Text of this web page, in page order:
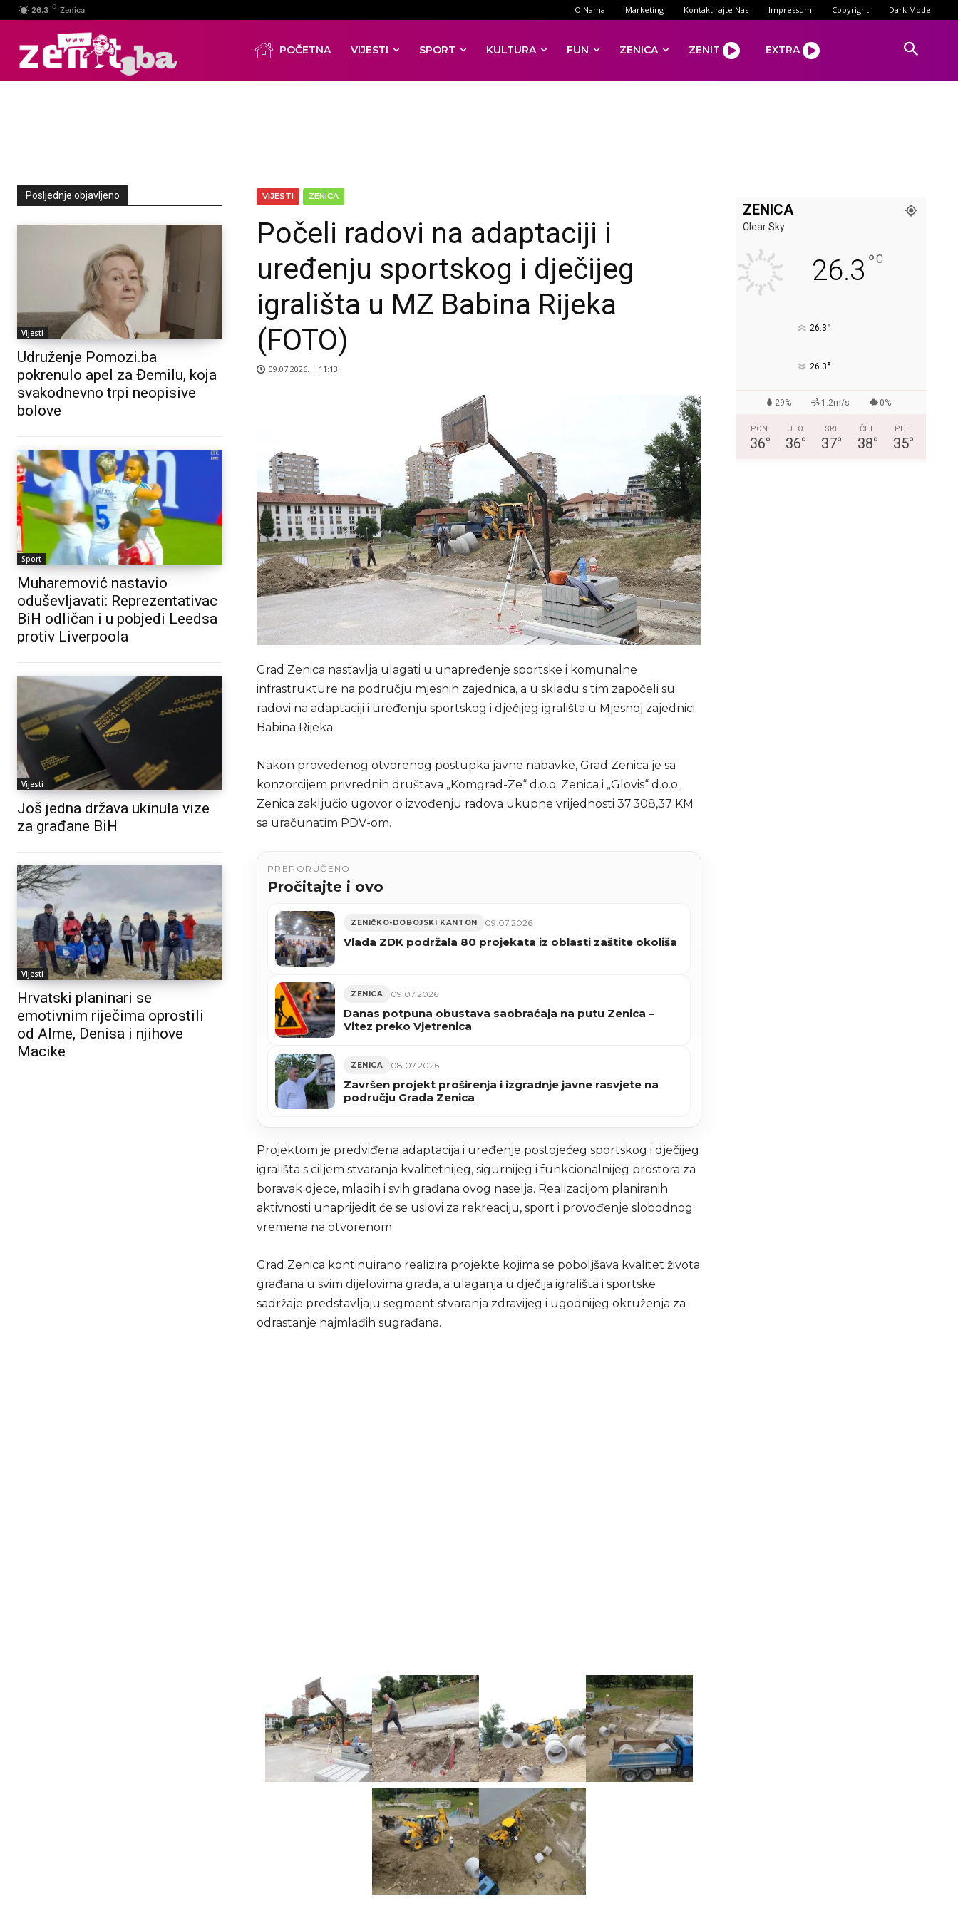
26.3 C Zenica O Nama Marketing Kontaktirajte Nas Impressum Copyright Dark Mode
POČETNA VIJESTI SPORT KULTURA FUN ZENICA ZENIT EXTRA
Posljednje objavljeno
Vijesti
Udruženje Pomozi.ba
pokrenulo apel za Đemilu, koja
svakodnevno trpi neopisive
bolove
Sport
Muharemović nastavio
oduševljavati: Reprezentativac
BiH odličan i u pobjedi Leedsa
protiv Liverpoola
Vijesti
Još jedna država ukinula vize
za građane BiH
Vijesti
Hrvatski planinari se
emotivnim riječima oprostili
od Alme, Denisa i njihove
Macike
VIJESTI ZENICA
Počeli radovi na adaptaciji i
uređenju sportskog i dječijeg
igrališta u MZ Babina Rijeka
(FOTO)
09.07.2026. | 11:13
Grad Zenica nastavlja ulagati u unapređenje sportske i komunalne
infrastrukture na području mjesnih zajednica, a u skladu s tim započeli su
radovi na adaptaciji i uređenju sportskog i dječijeg igrališta u Mjesnoj zajednici
Babina Rijeka.
Nakon provedenog otvorenog postupka javne nabavke, Grad Zenica je sa
konzorcijem privrednih društava „Komgrad-Ze“ d.o.o. Zenica i „Glovis“ d.o.o.
Zenica zaključio ugovor o izvođenju radova ukupne vrijednosti 37.308,37 KM
sa uračunatim PDV-om.
PREPORUČENO
Pročitajte i ovo
ZENIČKO-DOBOJSKI KANTON 09.07.2026
Vlada ZDK podržala 80 projekata iz oblasti zaštite okoliša
ZENICA 09.07.2026
Danas potpuna obustava saobraćaja na putu Zenica –
Vitez preko Vjetrenica
ZENICA 08.07.2026
Završen projekt proširenja i izgradnje javne rasvjete na
području Grada Zenica
Projektom je predviđena adaptacija i uređenje postojećeg sportskog i dječijeg
igrališta s ciljem stvaranja kvalitetnijeg, sigurnijeg i funkcionalnijeg prostora za
boravak djece, mladih i svih građana ovog naselja. Realizacijom planiranih
aktivnosti unaprijedit će se uslovi za rekreaciju, sport i provođenje slobodnog
vremena na otvorenom.
Grad Zenica kontinuirano realizira projekte kojima se poboljšava kvalitet života
građana u svim dijelovima grada, a ulaganja u dječija igrališta i sportske
sadržaje predstavljaju segment stvaranja zdravijeg i ugodnijeg okruženja za
odrastanje najmlađih sugrađana.
ZENICA
Clear Sky
26.3 °C
26.3°
26.3°
29% 1.2m/s 0%
PON
36°
UTO
36°
SRI
37°
ČET
38°
PET
35°